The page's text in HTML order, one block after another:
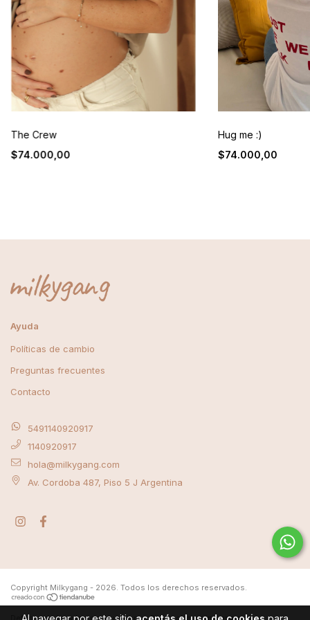
The Crew
$74.000,00
Hug me :)
$74.000,00
Ayuda
Políticas de cambio
Preguntas frecuentes
Contacto
5491140920917
1140920917
hola@milkygang.com
Av. Cordoba 487, Piso 5 J Argentina
Copyright Milkygang - 2026. Todos los derechos reservados.